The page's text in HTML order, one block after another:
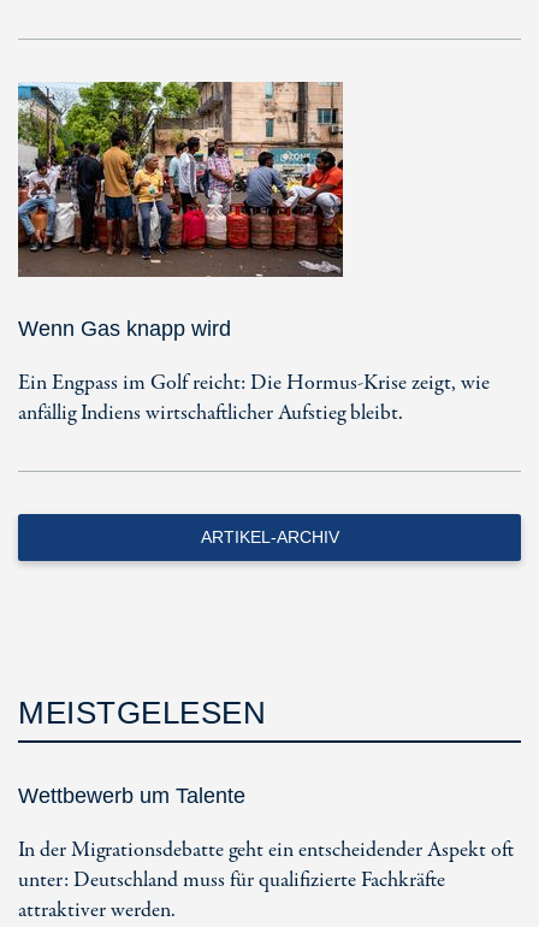
Wenn Gas knapp wird
Ein Engpass im Golf reicht: Die Hormus-Krise zeigt, wie
anfällig Indiens wirtschaftlicher Aufstieg bleibt.
ARTIKEL-ARCHIV
MEISTGELESEN
Wettbewerb um Talente
In der Migrationsdebatte geht ein entscheidender Aspekt oft
unter: Deutschland muss für qualifizierte Fachkräfte
attraktiver werden.